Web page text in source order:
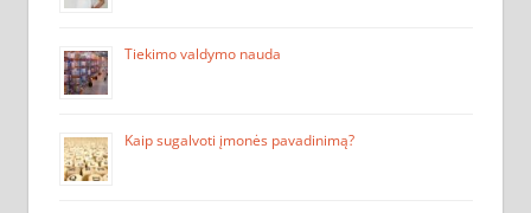
Tiekimo valdymo nauda
Kaip sugalvoti įmonės pavadinimą?